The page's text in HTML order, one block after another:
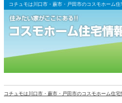
コチュモは川口市・蕨市・戸田市のコスモホーム住
コチュモは川口市・蕨市・戸田市のコスモホーム住宅